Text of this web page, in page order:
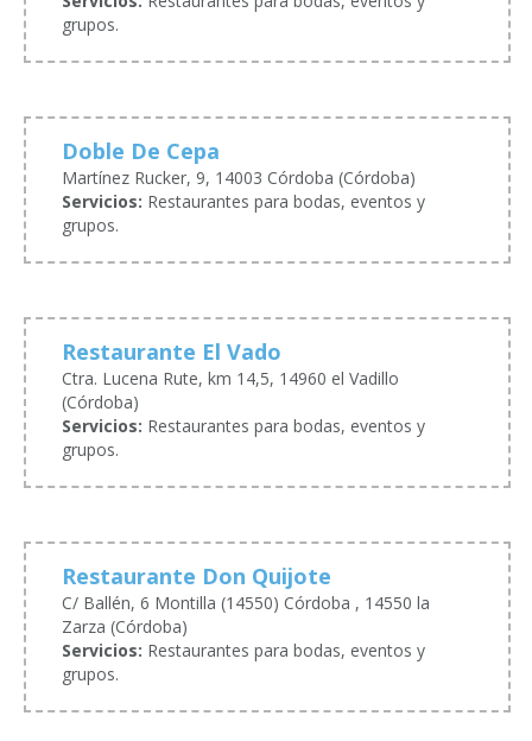
grupos.
Doble De Cepa
Martínez Rucker, 9, 14003 Córdoba (Córdoba)
Servicios: Restaurantes para bodas, eventos y
grupos.
Restaurante El Vado
Ctra. Lucena Rute, km 14,5, 14960 el Vadillo
(Córdoba)
Servicios: Restaurantes para bodas, eventos y
grupos.
Restaurante Don Quijote
C/ Ballén, 6 Montilla (14550) Córdoba , 14550 la
Zarza (Córdoba)
Servicios: Restaurantes para bodas, eventos y
grupos.